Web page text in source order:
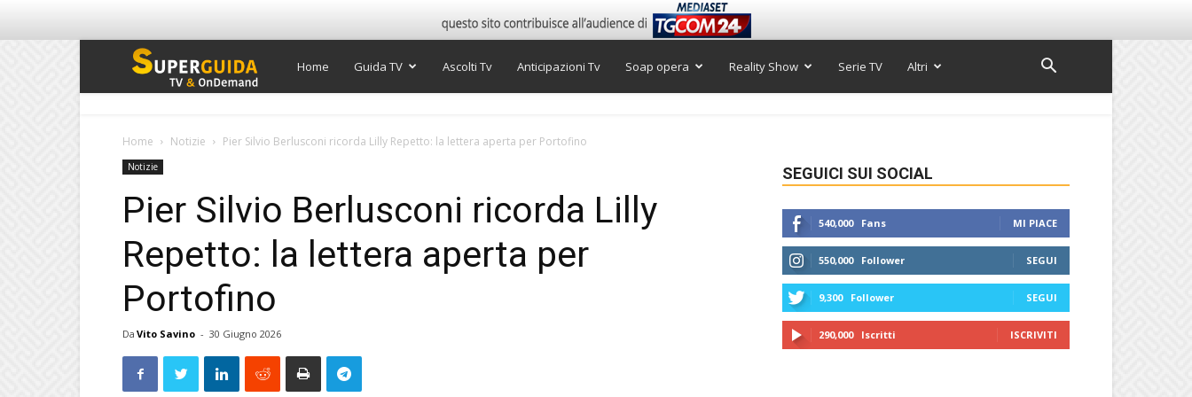
Super
Home Guida TV Ascolti Tv Anticipazioni Tv Soap opera Reality Show Serie TV Altri
Home Notizie Pier Silvio Berlusconi ricorda Lilly Repetto: la lettera aperta per Portofino
Notizie
Pier Silvio Berlusconi ricorda Lilly
Repetto: la lettera aperta per
Portofino
Da Vito Savino - 30 Giugno 2026
SEGUICI SUI SOCIAL
540,000 Fans MI PIACE
550,000 Follower SEGUI
9,300 Follower SEGUI
290,000 Iscritti ISCRIVITI